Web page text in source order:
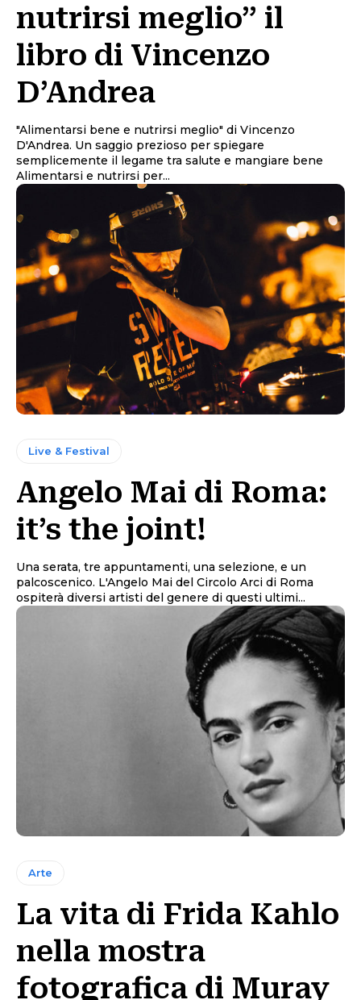
nutrirsi meglio” il
libro di Vincenzo
D’Andrea
"Alimentarsi bene e nutrirsi meglio" di Vincenzo
D'Andrea. Un saggio prezioso per spiegare
semplicemente il legame tra salute e mangiare bene
Alimentarsi e nutrirsi per...
Live & Festival
Angelo Mai di Roma:
it’s the joint!
Una serata, tre appuntamenti, una selezione, e un
palcoscenico. L'Angelo Mai del Circolo Arci di Roma
ospiterà diversi artisti del genere di questi ultimi...
Arte
La vita di Frida Kahlo
nella mostra
fotografica di Muray